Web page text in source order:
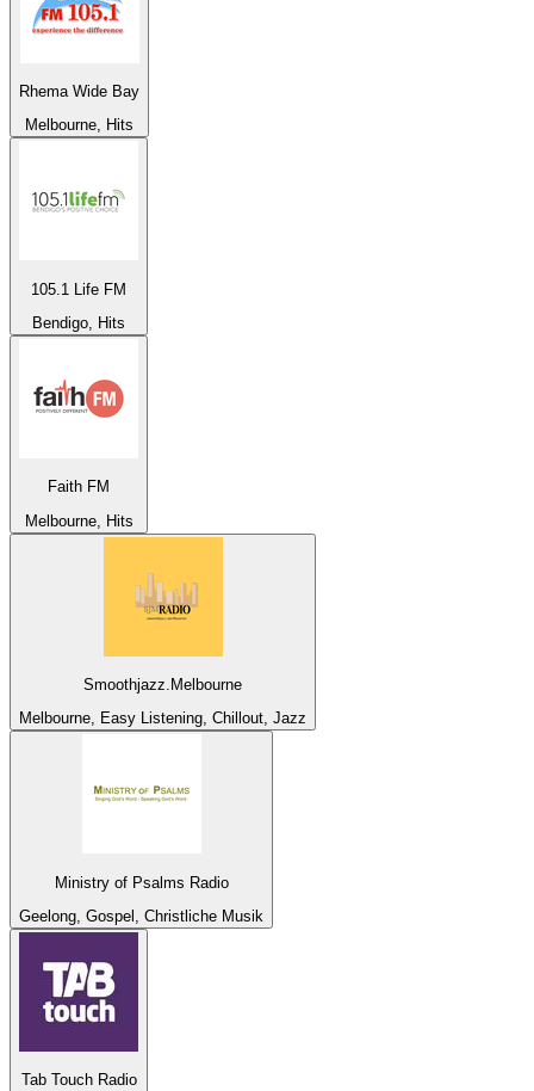
Rhema Wide Bay
Melbourne, Hits
105.1 Life FM
Bendigo, Hits
Faith FM
Melbourne, Hits
Smoothjazz.Melbourne
Melbourne, Easy Listening, Chillout, Jazz
Ministry of Psalms Radio
Geelong, Gospel, Christliche Musik
Tab Touch Radio